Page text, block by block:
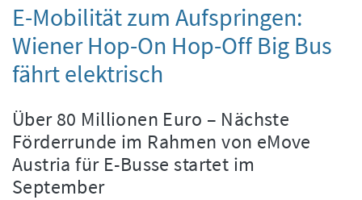
E-Mobilität zum Aufspringen:
Wiener Hop-On Hop-Off Big Bus
fährt elektrisch
Über 80 Millionen Euro – Nächste
Förderrunde im Rahmen von eMove
Austria für E-Busse startet im
September